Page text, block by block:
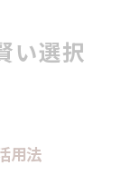
い選択
用法